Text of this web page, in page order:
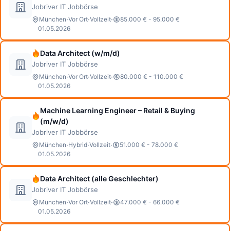
Jobriver IT Jobbörse
München·Vor Ort·Vollzeit·
85.000 € - 95.000 €
01.05.2026
Data Architect (w/m/d)
Jobriver IT Jobbörse
München·Vor Ort·Vollzeit·
80.000 € - 110.000 €
01.05.2026
Machine Learning Engineer – Retail & Buying
(m/w/d)
Jobriver IT Jobbörse
München·Hybrid·Vollzeit·
51.000 € - 78.000 €
01.05.2026
Data Architect (alle Geschlechter)
Jobriver IT Jobbörse
München·Vor Ort·Vollzeit·
47.000 € - 66.000 €
01.05.2026